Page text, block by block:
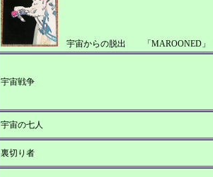
宇宙からの脱出 「MAROONED」
宇宙戦争
宇宙の七人
裏切り者